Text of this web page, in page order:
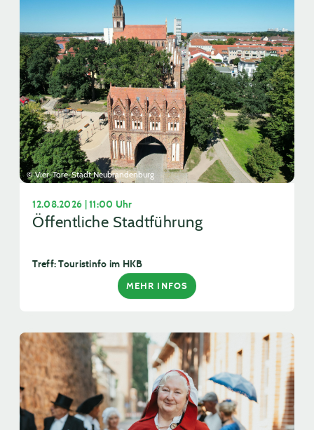
© Vier-Tore-Stadt Neubrandenburg
12.08.2026 | 11:00 Uhr
Öffentliche Stadtführung
Treff: Touristinfo im HKB
MEHR INFOS